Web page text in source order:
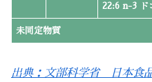
22:6 n-3 ド
未同定物質
出典：文部科学省 日本食